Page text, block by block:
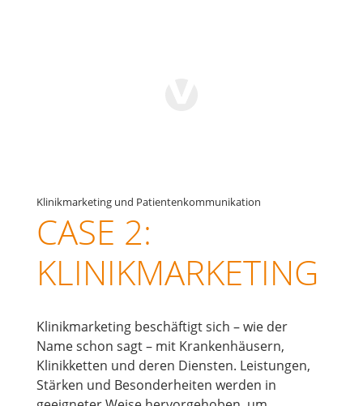
Klinikmarketing und Patientenkommunikation
CASE 2:
KLINIKMARKETING
Klinikmarketing beschäftigt sich – wie der
Name schon sagt – mit Krankenhäusern,
Klinikketten und deren Diensten. Leistungen,
Stärken und Besonderheiten werden in